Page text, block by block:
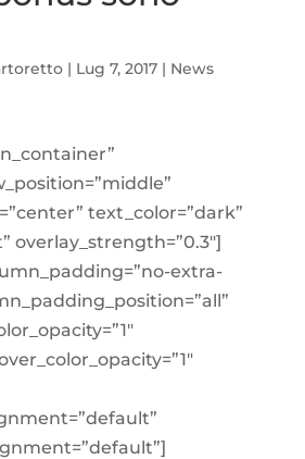
| Lug 7, 2017| News
text_color=”dark”
overlay_strength=”0.3″]
extra-